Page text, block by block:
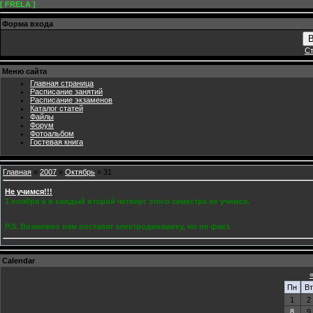
[ FRELA ]
Форма входа
Меню сайта
Главная страница
Расписание занятий
Расписание экзаменов
Каталог статей
Файлы
Форум
Фотоальбом
Гостевая книга
Главная » 2007 » Октябрь » 31
Не учимся!!!
1 ноября и в каждый второй четверг этого семестра не учимся.
P.S. Возможно нам поставят электродинамику, но не факт.
Calendar
«
Пн
Вт
1
2